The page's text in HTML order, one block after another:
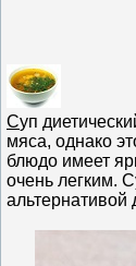
Суп
мяса, однако
блюдо имеет
очень легким.
альтернативой